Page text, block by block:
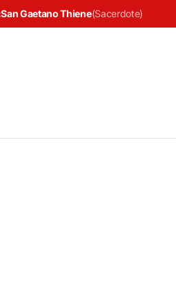
San Gaetano Thiene(Sacerdote)